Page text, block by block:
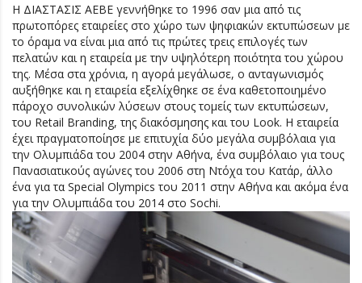
H ΔΙΑΣΤΑΣΙΣ ΑΕΒΕ γεννήθηκε το 1996 σαν μια από τις
πρωτοπόρες εταιρείες στο χώρο των ψηφιακών εκτυπώσεων με
το όραμα να είναι μια από τις πρώτες τρεις επιλογές των
πελατών και η εταιρεία με την υψηλότερη ποιότητα του χώρου
της. Μέσα στα χρόνια, η αγορά μεγάλωσε, ο ανταγωνισμός
αυξήθηκε και η εταιρεία εξελίχθηκε σε ένα καθετοποιημένο
πάροχο συνολικών λύσεων στους τομείς των εκτυπώσεων,
του Retail Branding, της διακόσμησης και του Look. Η εταιρεία
έχει πραγματοποίησε με επιτυχία δύο μεγάλα συμβόλαια για
την Ολυμπιάδα του 2004 στην Αθήνα, ένα συμβόλαιο για τους
Πανασιατικούς αγώνες του 2006 στη Ντόχα του Κατάρ, άλλο
ένα για τα Special Olympics του 2011 στην Αθήνα και ακόμα ένα
για την Ολυμπιάδα του 2014 στο Sochi.